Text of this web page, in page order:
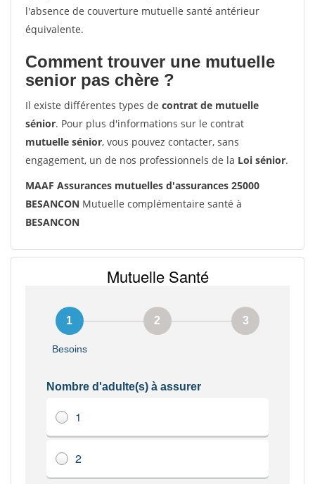
l'absence de couverture mutuelle santé antérieur
équivalente.
Comment trouver une mutuelle
senior pas chère ?
Il existe différentes types de contrat de mutuelle
sénior. Pour plus d'informations sur le contrat
mutuelle sénior, vous pouvez contacter, sans
engagement, un de nos professionnels de la Loi sénior.
MAAF Assurances mutuelles d'assurances 25000
BESANCON Mutuelle complémentaire santé à
BESANCON